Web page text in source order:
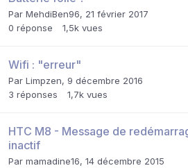
Par MehdiBen96, 21 février 2017
0 réponse 1,5k vues
Wifi : "erreur"
Par Limpzen, 9 décembre 2016
3 réponses 1,7k vues
HTC M8 - Message de
inactif
Par mamadine16, 14 décembre 2015